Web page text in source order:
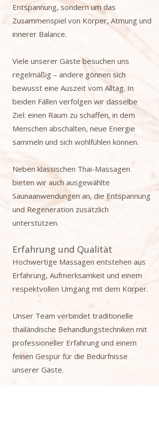
Entspannung, sondern um das
Zusammenspiel von Körper, Atmung und
innerer Balance.
Viele unserer Gäste besuchen uns
regelmäßig – andere gönnen sich
bewusst eine Auszeit vom Alltag. In
beiden Fällen verfolgen wir dasselbe
Ziel: einen Raum zu schaffen, in dem
Menschen abschalten, neue Energie
sammeln und sich wohlfühlen können.
Neben klassischen Thai-Massagen
bieten wir auch ausgewählte
Saunaanwendungen an, die Entspannung
und Regeneration zusätzlich
unterstützen.
Erfahrung und Qualität
Hochwertige Massagen entstehen aus
Erfahrung, Aufmerksamkeit und einem
respektvollen Umgang mit dem Körper.
Unser Team verbindet traditionelle
thailändische Behandlungstechniken mit
professioneller Erfahrung und einem
feinen Gespür für die Bedürfnisse
unserer Gäste.